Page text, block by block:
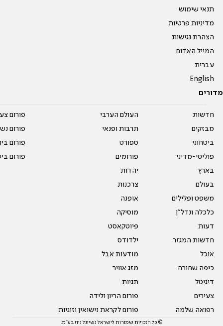
תנאי שימוש
מדיניות פרטיות
הצהרת נגישות
המייל האדום
עברית
English
מדורים
חדשות
מבזקים
ביטחוני
פוליטי-מדיני
בארץ
בעולם
משפט ופלילים
כלכלה ונדל"ן
דעות
חדשות המגזר
אוכל
כיפה שחורה
דיגיטל
צעירים
רפואה שלמה
העולם הערבי
תרבות ופנאי
ספורט
פורומים
יהדות
צרכנות
אופנה
מוסיקה
פיוטקאסט
ילדודס
מודעות אבל
מזג אוויר
תגיות
פורום הריון ולידה
פורום לקראת נישואין וזוגיות
פורום
פורום
פורום
פורום
© כל הזכויות שמורות לישראל נשיונל ניוז בע"מ.